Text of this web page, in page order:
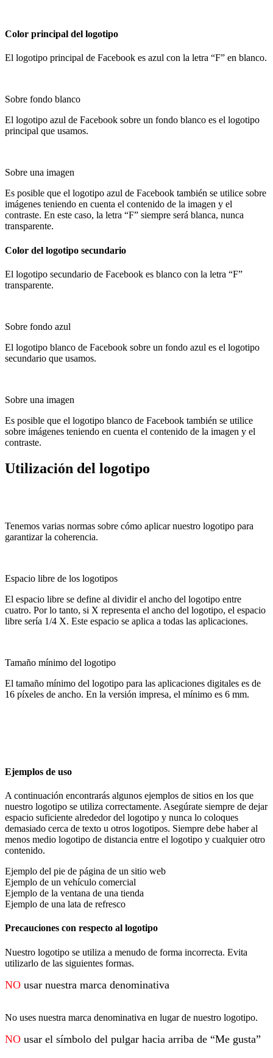
Color principal del logotipo
El logotipo principal de Facebook es azul con la letra “F” en blanco.
Sobre fondo blanco
El logotipo azul de Facebook sobre un fondo blanco es el logotipo
principal que usamos.
Sobre una imagen
Es posible que el logotipo azul de Facebook también se utilice sobre
imágenes teniendo en cuenta el contenido de la imagen y el
contraste. En este caso, la letra “F” siempre será blanca, nunca
transparente.
Color del logotipo secundario
El logotipo secundario de Facebook es blanco con la letra “F”
transparente.
Sobre fondo azul
El logotipo blanco de Facebook sobre un fondo azul es el logotipo
secundario que usamos.
Sobre una imagen
Es posible que el logotipo blanco de Facebook también se utilice
sobre imágenes teniendo en cuenta el contenido de la imagen y el
contraste.
Utilización del logotipo
Tenemos varias normas sobre cómo aplicar nuestro logotipo para
garantizar la coherencia.
Espacio libre de los logotipos
El espacio libre se define al dividir el ancho del logotipo entre
cuatro. Por lo tanto, si X representa el ancho del logotipo, el espacio
libre sería 1/4 X. Este espacio se aplica a todas las aplicaciones.
Tamaño mínimo del logotipo
El tamaño mínimo del logotipo para las aplicaciones digitales es de
16 píxeles de ancho. En la versión impresa, el mínimo es 6 mm.
Ejemplos de uso
A continuación encontrarás algunos ejemplos de sitios en los que
nuestro logotipo se utiliza correctamente. Asegúrate siempre de dejar
espacio suficiente alrededor del logotipo y nunca lo coloques
demasiado cerca de texto u otros logotipos. Siempre debe haber al
menos medio logotipo de distancia entre el logotipo y cualquier otro
contenido.
Ejemplo del pie de página de un sitio web
Ejemplo de un vehículo comercial
Ejemplo de la ventana de una tienda
Ejemplo de una lata de refresco
Precauciones con respecto al logotipo
Nuestro logotipo se utiliza a menudo de forma incorrecta. Evita
utilizarlo de las siguientes formas.
NO usar nuestra marca denominativa
No uses nuestra marca denominativa en lugar de nuestro logotipo.
NO usar el símbolo del pulgar hacia arriba de “Me gusta”